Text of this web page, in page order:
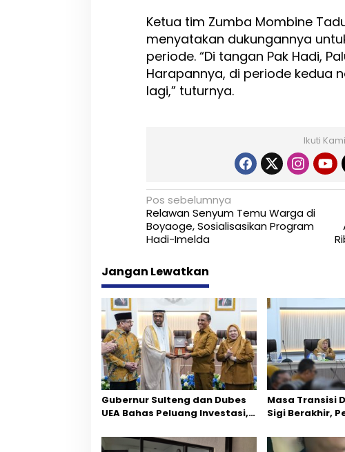
Ketua tim Zumba Mombine
menyatakan dukungannya
periode. “Di tangan Pak Hadi,
Harapannya, di periode kedua
lagi,” tuturnya.
Ikuti Kami
N
a
v
i
g
a
s
i
p
o
s
Pos sebelumnya
Relawan Senyum Temu Warga di
Boyaoge, Sosialisasikan Program
Hadi-Imelda
Jangan Lewatkan
Gubernur Sulteng dan Dubes
UEA Bahas Peluang Investasi,
Masa Transisi
Sigi Berakhir,